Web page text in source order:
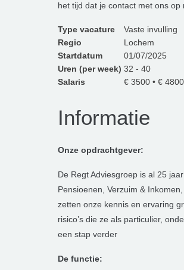
het tijd dat je contact met ons
Type vacature
Vaste invulling
Regio
Lochem
Startdatum
01/07/2025
Uren (per week) 32 - 40
Salaris
€ 3500 • € 4800
Informatie
Onze opdrachtgever:
De Regt Adviesgroep is al 25
Pensioenen, Verzuim &
zetten onze kennis en ervaring
risico’s die ze als particulier,
een stap verder
De functie: